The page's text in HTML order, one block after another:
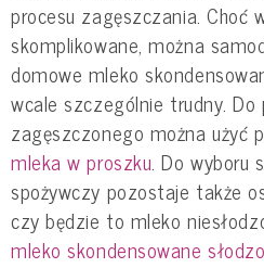
procesu zagęszczania. Choć
skomplikowane, można
domowe mleko
wcale szczególnie trudny.
zagęszczonego można użyć
mleka w proszku. Do wyboru
spożywczy pozostaje także
czy będzie to mleko
mleko skondensowane